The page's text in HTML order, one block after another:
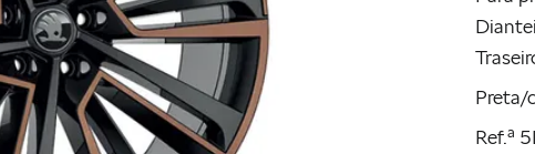
Preta/
Ref.ª